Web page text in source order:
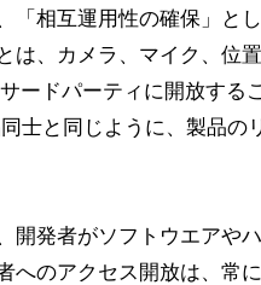
「相互運用性の確保」と
は、カメラ、マイク、位
ードパーティに開放する
士と同じように、製品の
開発者がソフトウエアや
へのアクセス開放は、常